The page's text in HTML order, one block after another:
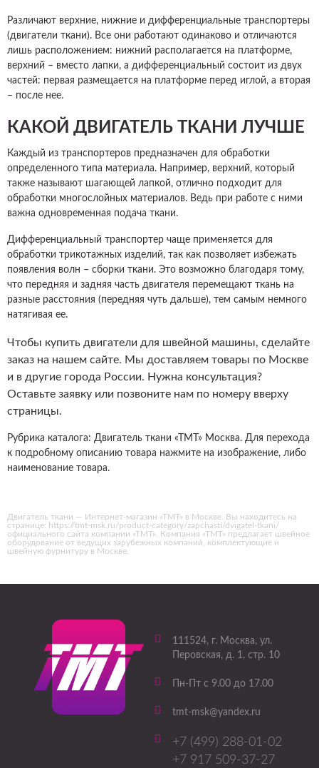
Различают верхние, нижние и дифференциальные транспортеры
(двигатели ткани). Все они работают одинаково и отличаются
лишь расположением: нижний располагается на платформе,
верхний – вместо лапки, а дифференциальный состоит из двух
частей: первая размещается на платформе перед иглой, а вторая
– после нее.
КАКОЙ ДВИГАТЕЛЬ ТКАНИ ЛУЧШЕ
Каждый из транспортеров предназначен для обработки
определенного типа материала. Например, верхний, который
также называют шагающей лапкой, отлично подходит для
обработки многослойных материалов. Ведь при работе с ними
важна одновременная подача ткани.
Дифференциальный транспортер чаще применяется для
обработки трикотажных изделий, так как позволяет избежать
появления волн – сборки ткани. Это возможно благодаря тому,
что передняя и задняя часть двигателя перемещают ткань на
разные расстояния (передняя чуть дальше), тем самым немного
натягивая ее.
Чтобы купить двигатели для швейной машины, сделайте
заказ на нашем сайте. Мы доставляем товары по Москве
и в другие города России. Нужна консультация?
Оставьте заявку или позвоните нам по номеру вверху
страницы.
Рубрика каталога: Двигатель ткани «ТМТ» Москва. Для перехода
к подробному описанию товара нажмите на изображение, либо
наименование товара.
Двигатель ткани — Интернет-магазин «ТМТ» в Москве. Вы находитесь на
странице: https://tmt-msk.ru/product-category/zapchasti/dvigatel-tkani/
официального сайта компании «ТМТ». Компания «ТМТ» предлагает швейное
оборудование от ведущих зарубежных компаний, комплектующие и
швейную фурнитуру в Москве.
111524, г. Москва, ул.
Перовская, д. 1, стр. 10
Пн-Пт с 9.00 до 17.00
tmt-msk@yandex.ru
+7 (499) 288-01-02
+7 917 509-37-27